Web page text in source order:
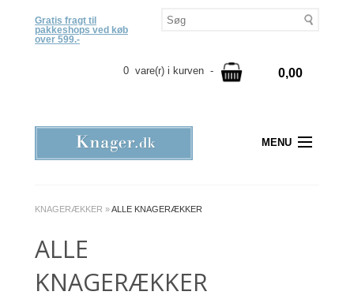
Gratis fragt til
pakkeshops ved køb
over 599.-
0 vare(r) i kurven - 0,00
MENU
KNAGERÆKKER »ALLE KNAGERÆKKER
ALLE
KNAGERÆKKER